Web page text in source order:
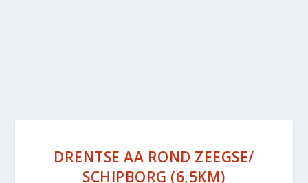
DRENTSE AA ROND ZEEGSE/
SCHIPBORG (6,5KM)